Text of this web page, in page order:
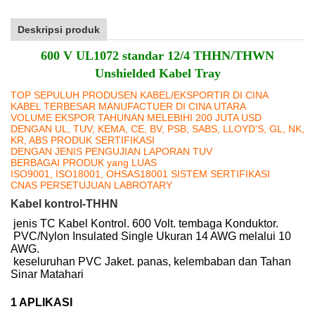
Deskripsi produk
600 V UL1072 standar 12/4 THHN/THWN
Unshielded Kabel Tray
TOP SEPULUH PRODUSEN KABEL/EKSPORTIR DI CINA
KABEL TERBESAR MANUFACTUER DI CINA UTARA
VOLUME EKSPOR TAHUNAN MELEBIHI 200 JUTA USD
DENGAN UL, TUV, KEMA, CE, BV, PSB, SABS, LLOYD'S, GL, NK,
KR, ABS PRODUK SERTIFIKASI
DENGAN JENIS PENGUJIAN LAPORAN TUV
BERBAGAI PRODUK yang LUAS
ISO9001, ISO18001, OHSAS18001 SISTEM SERTIFIKASI
CNAS PERSETUJUAN LABROTARY
Kabel kontrol-THHN
jenis TC Kabel Kontrol. 600 Volt. tembaga Konduktor.
PVC/Nylon Insulated Single Ukuran 14 AWG melalui 10
AWG.
keseluruhan PVC Jaket. panas, kelembaban dan Tahan
Sinar Matahari
1 APLIKASI